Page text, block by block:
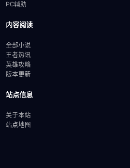
PC辅助
内容阅读
全部小说
王者热讯
英雄攻略
版本更新
站点信息
关于本站
站点地图